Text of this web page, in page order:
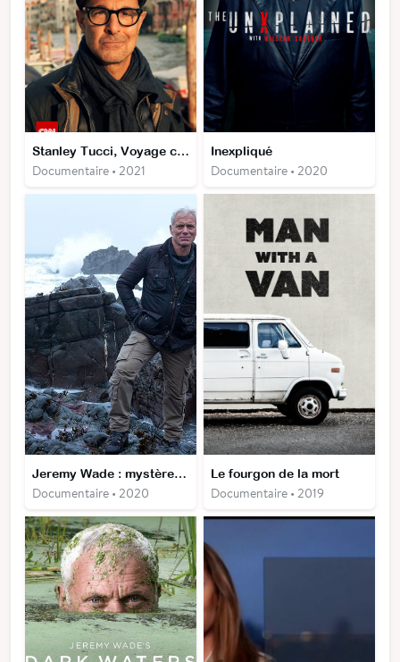
Stanley Tucci, Voyage culinaire en Italie
Documentaire • 2021
Inexpliqué
Documentaire • 2020
Jeremy Wade : mystères des profondeurs
Documentaire • 2020
Le fourgon de la mort
Documentaire • 2019